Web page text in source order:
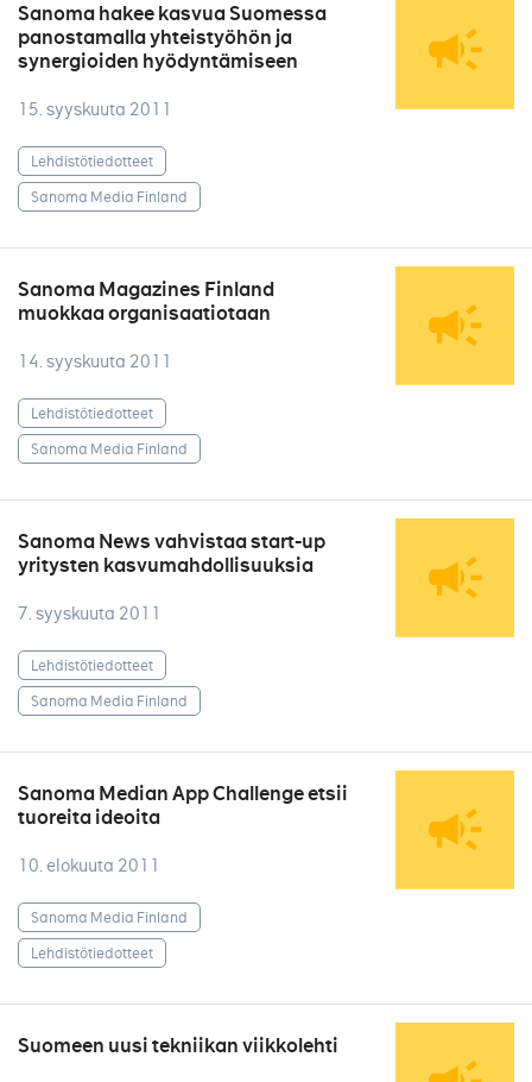
Sanoma hakee kasvua Suomessa
panostamalla yhteistyöhön ja
synergioiden hyödyntämiseen
15. syyskuuta 2011
Lehdistötiedotteet
Sanoma Media Finland
Sanoma Magazines Finland
muokkaa organisaatiotaan
14. syyskuuta 2011
Lehdistötiedotteet
Sanoma Media Finland
Sanoma News vahvistaa start-up
yritysten kasvumahdollisuuksia
7. syyskuuta 2011
Lehdistötiedotteet
Sanoma Media Finland
Sanoma Median App Challenge etsii
tuoreita ideoita
10. elokuuta 2011
Sanoma Media Finland
Lehdistötiedotteet
Suomeen uusi tekniikan viikkolehti